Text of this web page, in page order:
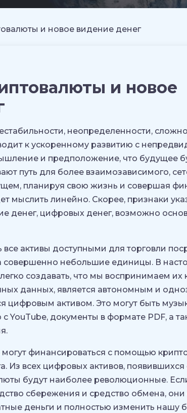
и новое видение денег
и новое
неопределенности,
к ускоренному развитию с
и предположение, что будущее
путь для более взаимозависимого,
планируя свою жизнь и совершая
мыслить линейно. Скорее, признаки
денег, цифровых денег, возможно
активы доступными для торговли
совершенно небольшие единицы. В
создавать, что мы воспринимаем их
данных, является автономным и
цифровым активом. Это могут быть
YouTube, документы в формате PDF, а
финансироваться с помощью
Из всех цифровых активов, появившихся
будут наиболее революционные.
сбережения и средство обмена,
деньги и полностью изменить нашу